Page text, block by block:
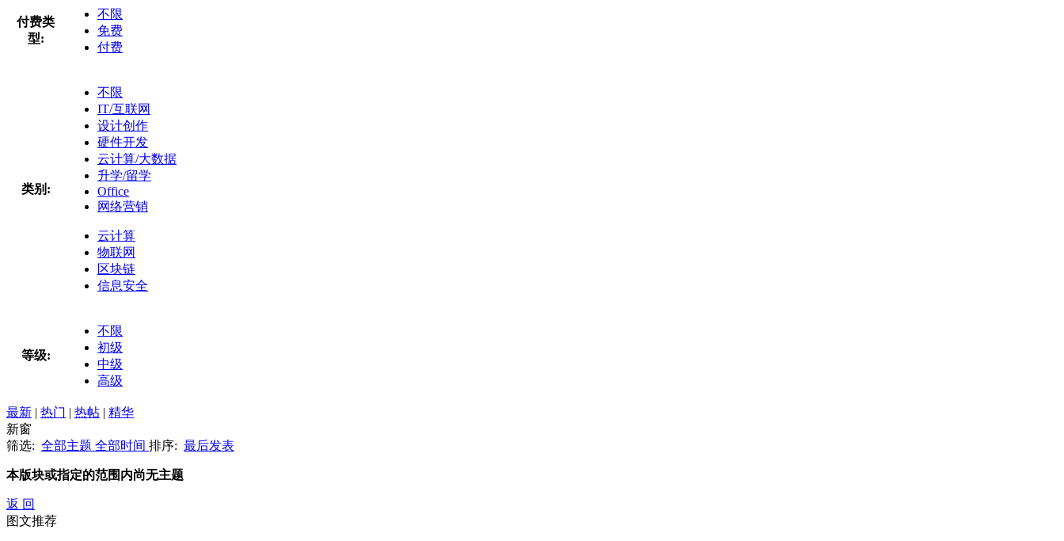
付费类
型:
不限
免费
付费
类别:
不限
IT/互联网
设计创作
硬件开发
云计算/大数据
升学/留学
Office
网络营销
云计算
物联网
区块链
信息安全
等级:
不限
初级
中级
高级
最新 | 热门 | 热帖 | 精华
新窗
筛选: 全部主题 全部时间 排序: 最后发表
本版块或指定的范围内尚无主题
返 回
图文推荐